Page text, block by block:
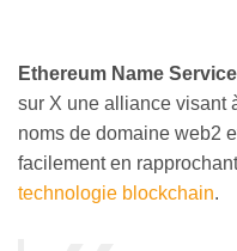
Ethereum Name Service
sur X une alliance visant
noms de domaine web2
facilement en
technologie blockchain.